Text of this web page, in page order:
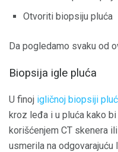
Otvoriti biopsiju pluća
Da pogledamo svaku od
Biopsija igle pluća
U finoj igličnoj biopsiji
kroz leđa i u pluća kako
korišćenjem CT skenera
usmerila na odgovarajuću